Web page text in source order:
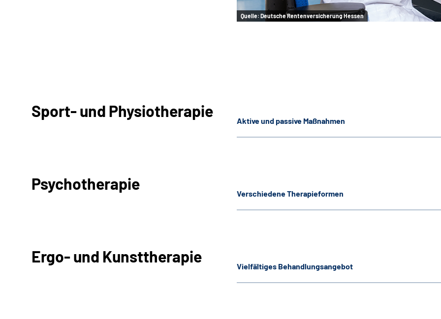
Quelle: Deutsche Rentenversicherung Hessen
Sport- und Physiotherapie
Aktive und passive Maßnahmen
Psychotherapie
Verschiedene Therapieformen
Ergo- und Kunsttherapie
Vielfältiges Behandlungsangebot